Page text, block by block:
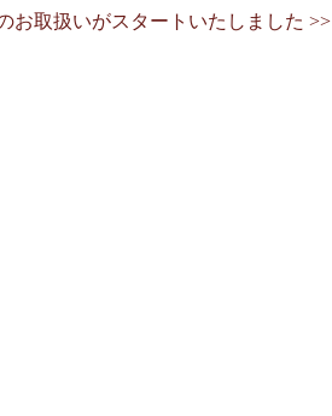
お取扱いがスタートいたしました >>